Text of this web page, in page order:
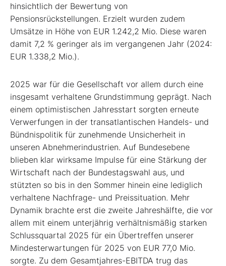
hinsichtlich der Bewertung von
Pensionsrückstellungen. Erzielt wurden zudem
Umsätze in Höhe von EUR 1.242,2 Mio. Diese waren
damit 7,2 % geringer als im vergangenen Jahr (2024:
EUR 1.338,2 Mio.).
2025 war für die Gesellschaft vor allem durch eine
insgesamt verhaltene Grundstimmung geprägt. Nach
einem optimistischen Jahresstart sorgten erneute
Verwerfungen in der transatlantischen Handels- und
Bündnispolitik für zunehmende Unsicherheit in
unseren Abnehmerindustrien. Auf Bundesebene
blieben klar wirksame Impulse für eine Stärkung der
Wirtschaft nach der Bundestagswahl aus, und
stützten so bis in den Sommer hinein eine lediglich
verhaltene Nachfrage- und Preissituation. Mehr
Dynamik brachte erst die zweite Jahreshälfte, die vor
allem mit einem unterjährig verhältnismäßig starken
Schlussquartal 2025 für ein Übertreffen unserer
Mindesterwartungen für 2025 von EUR 77,0 Mio.
sorgte. Zu dem Gesamtjahres-EBITDA trug das